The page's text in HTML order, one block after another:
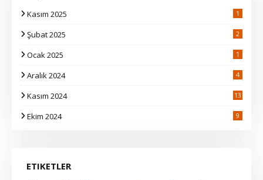
Kasım 2025 1
Şubat 2025 2
Ocak 2025 1
Aralık 2024 4
Kasım 2024
13
Ekim 2024 9
ETIKETLER